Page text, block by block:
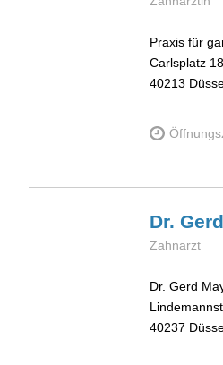
Praxis für
Carlsplatz 18
40213
Dr. Gerd
Zahnarzt
Dr. Gerd
40237